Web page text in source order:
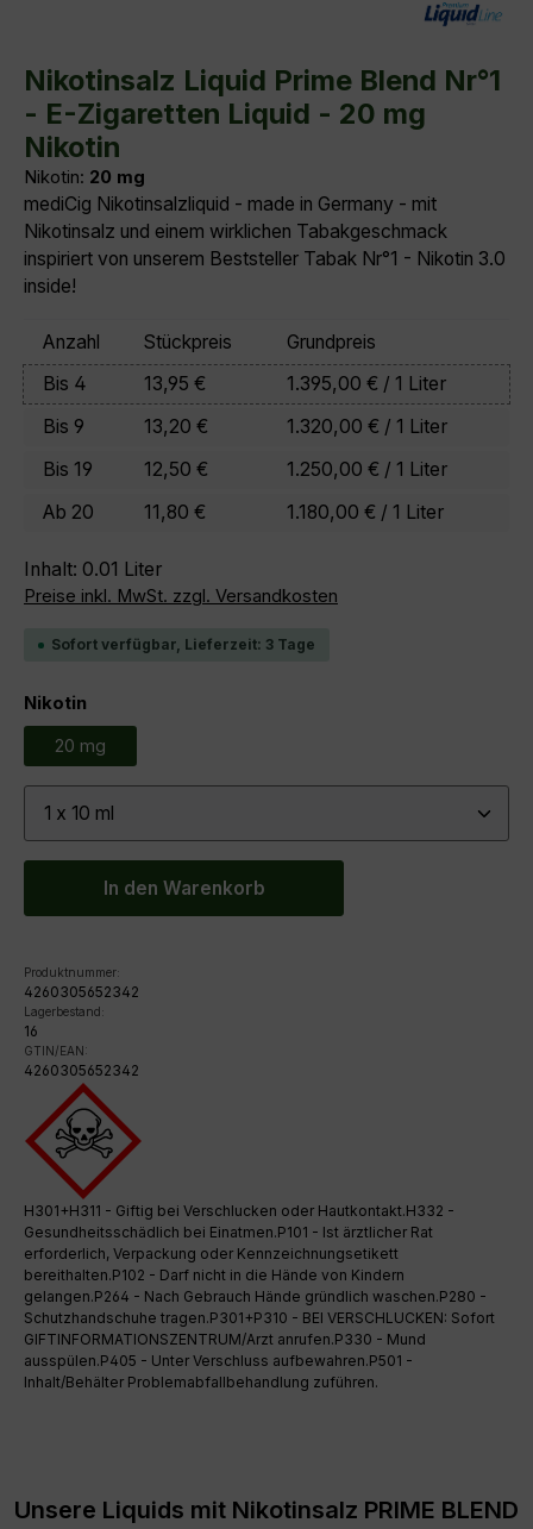
Durchschnittliche Bewertung von 0 von 5 Sternen
Nikotinsalz Liquid Prime Blend Nr°1
- E-Zigaretten Liquid - 20 mg
Nikotin
Nikotin: 20 mg
mediCig Nikotinsalzliquid - made in Germany - mit
Nikotinsalz und einem wirklichen Tabakgeschmack
inspiriert von unserem Beststeller Tabak Nr°1 - Nikotin 3.0
inside!
Anzahl Stückpreis
Grundpreis
Bis 4 13,95 €
1.395,00 € / 1 Liter
Bis 9 13,20 €
1.320,00 € / 1 Liter
Bis 19 12,50 €
1.250,00 € / 1 Liter
Ab 20 11,80 € 1.180,00 € / 1 Liter
Inhalt: 0.01 Liter
Preise inkl. MwSt. zzgl. Versandkosten
Sofort verfügbar, Lieferzeit: 3 Tage
Nikotin
20 mg
Produkt Anzahl: Gib den gewünschten Wert ein
In den Warenkorb
Produktnummer:
4260305652342
Lagerbestand:
16
GTIN/EAN:
4260305652342
H301+H311 - Giftig bei Verschlucken oder Hautkontakt.H332 -
Gesundheitsschädlich bei Einatmen.P101 - Ist ärztlicher Rat
erforderlich, Verpackung oder Kennzeichnungsetikett
bereithalten.P102 - Darf nicht in die Hände von Kindern
gelangen.P264 - Nach Gebrauch Hände gründlich waschen.P280 -
Schutzhandschuhe tragen.P301+P310 - BEI VERSCHLUCKEN: Sofort
GIFTINFORMATIONSZENTRUM/Arzt anrufen.P330 - Mund
ausspülen.P405 - Unter Verschluss aufbewahren.P501 -
Inhalt/Behälter Problemabfallbehandlung zuführen.
Unsere Liquids mit Nikotinsalz PRIME BLEND